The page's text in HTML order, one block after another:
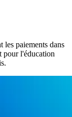
les paiements dans
pour l'éducation